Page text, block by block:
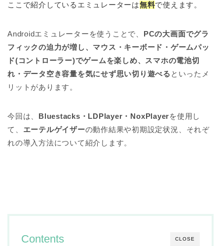
ここで紹介しているエミュレーターは無料で使えます。
Androidエミュレーターを使うことで、 PCの大画面でグラ
フィックの迫力が増し、マウス・キーボード・ゲームパッ
ド(コントローラー)でゲームを楽しめ、スマホの電池切
れ・データ空き容量を気にせず思い切り遊べる といったメ
リットがあります。
今回は、 Bluestacks・LDPlayer・NoxPlayerを使用し
て、 エーテルゲイザーの動作結果や初期設定状況、それぞ
れの導入方法について紹介します。
CLOSE
Contents